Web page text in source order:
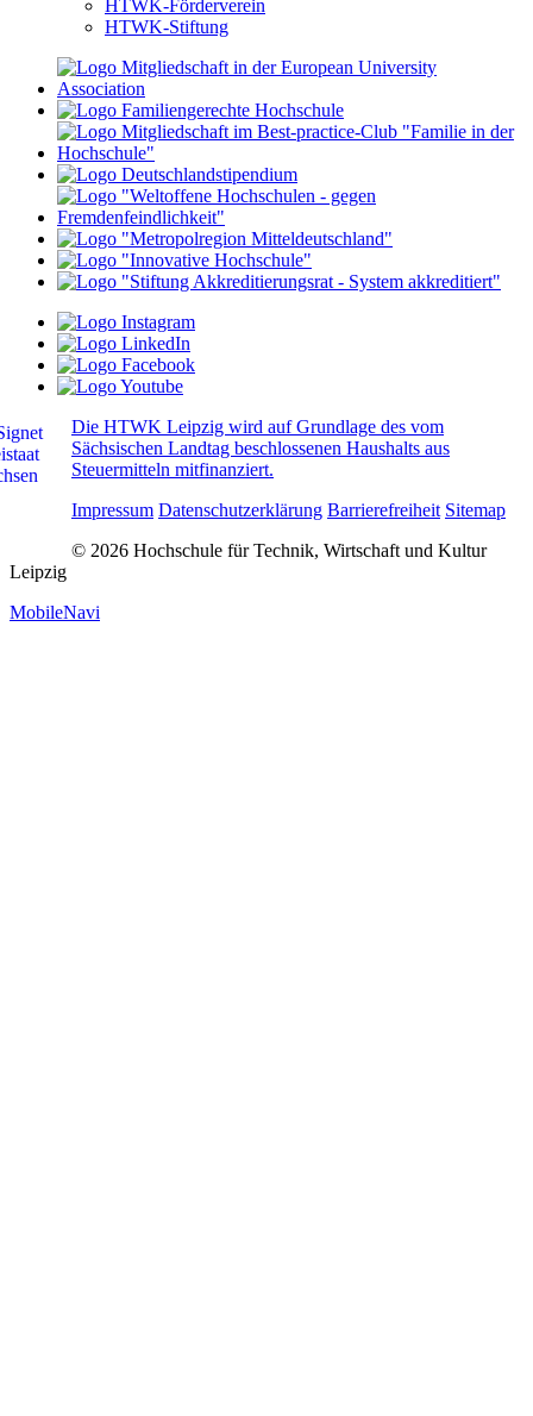
HTWK-Förderverein
HTWK-Stiftung
Die HTWK Leipzig wird auf Grundlage des vom
Sächsischen Landtag beschlossenen Haushalts aus
Steuermitteln mitfinanziert.
Impressum Datenschutzerklärung Barrierefreiheit Sitemap
© 2026 Hochschule für Technik, Wirtschaft und Kultur
Leipzig
MobileNavi